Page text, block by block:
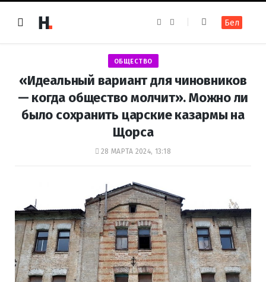
e
k
t
a
m
Бел
ОБЩЕСТВО
«Идеальный вариант для чиновников
— когда общество молчит». Можно ли
было сохранить царские казармы на
Щорса
28 МАРТА 2024, 13:18